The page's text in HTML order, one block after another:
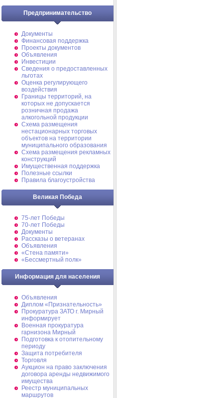
Предпринимательство
Документы
Финансовая поддержка
Проекты документов
Объявления
Инвестиции
Сведения о предоставленных
льготах
Оценка регулирующего
воздействия
Границы территорий, на
которых не допускается
розничная продажа
алкогольной продукции
Схема размещения
нестационарных торговых
объектов на территории
муниципального образования
Схема размещения рекламных
конструкций
Имущественная поддержка
Полезные ссылки
Правила благоустройства
Великая Победа
75-лет Победы
70-лет Победы
Документы
Рассказы о ветеранах
Объявления
«Стена памяти»
«Бессмертный полк»
Информация для населения
Объявления
Диплом «Признательность»
Прокуратура ЗАТО г. Мирный
информирует
Военная прокуратура
гарнизона Мирный
Подготовка к отопительному
периоду
Защита потребителя
Торговля
Аукцион на право заключения
договора аренды недвижимого
имущества
Реестр муниципальных
маршрутов